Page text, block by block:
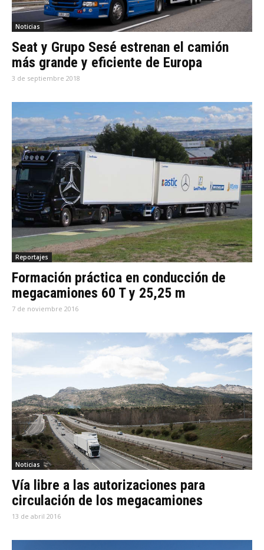
Noticias
Seat y Grupo Sesé estrenan el camión
más grande y eficiente de Europa
3 de septiembre 2018
Reportajes
Formación práctica en conducción de
megacamiones 60 T y 25,25 m
7 de noviembre 2016
Noticias
Vía libre a las autorizaciones para
circulación de los megacamiones
13 de abril 2016